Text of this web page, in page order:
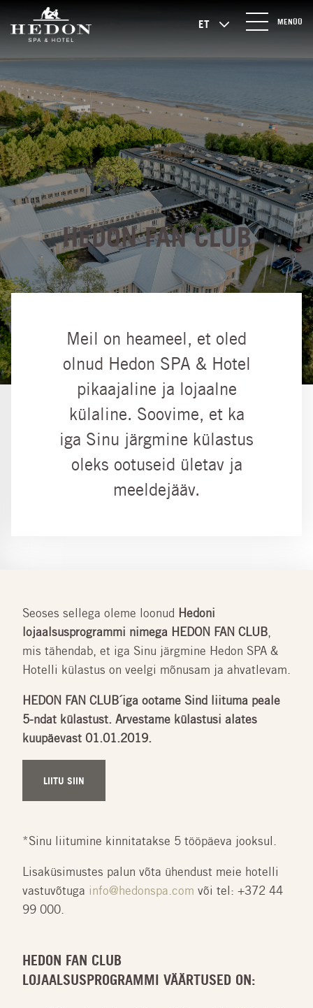
MENÜÜ
ET
HEDON FAN CLUB
Meil on heameel, et oled
olnud Hedon SPA & Hotel
pikaajaline ja lojaalne
külaline. Soovime, et ka
iga Sinu järgmine külastus
oleks ootuseid ületav ja
meeldejääv.
Seoses sellega oleme loonud Hedoni
lojaalsusprogrammi nimega HEDON FAN CLUB,
mis tähendab, et iga Sinu järgmine Hedon SPA &
Hotelli külastus on veelgi mõnusam ja ahvatlevam.
HEDON FAN CLUB´iga ootame Sind liituma peale
5-ndat külastust. Arvestame külastusi alates
kuupäevast 01.01.2019.
LIITU SIIN
*Sinu liitumine kinnitatakse 5 tööpäeva jooksul.
Lisaküsimustes palun võta ühendust meie hotelli
vastuvõtuga info@hedonspa.com või tel: +372 44
99 000.
HEDON FAN CLUB
LOJAALSUSPROGRAMMI VÄÄRTUSED ON: